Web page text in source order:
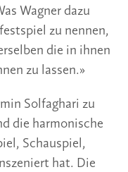
Wagner dazu
zu nennen,
die in ihnen
zu lassen.»
Solfaghari zu
die harmonische
Schauspiel,
hat. Die